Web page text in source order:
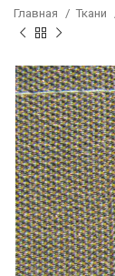
Главная Ткани